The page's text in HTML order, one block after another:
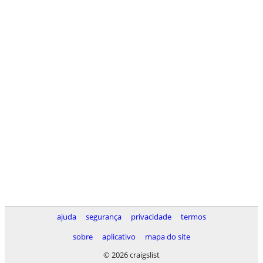
ajuda segurança privacidade
termos
sobre
aplicativo
mapa do site
© 2026 craigslist